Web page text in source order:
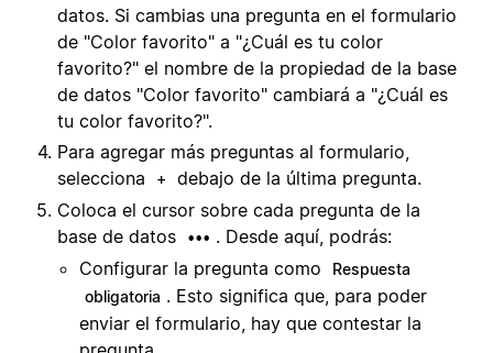
datos. Si cambias una pregunta en el formulario
de "Color favorito" a "¿Cuál es tu color
favorito?" el nombre de la propiedad de la base
de datos "Color favorito" cambiará a "¿Cuál es
tu color favorito?".
Para agregar más preguntas al formulario,
selecciona
+
debajo de la última pregunta.
Coloca el cursor sobre cada pregunta de la
base de datos
••• . Desde aquí, podrás:
Configurar la pregunta como
Respuesta
obligatoria . Esto significa que, para poder
enviar el formulario, hay que contestar la